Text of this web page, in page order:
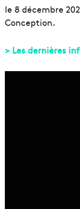
le 8 décembre
Conception.
> Les dernières